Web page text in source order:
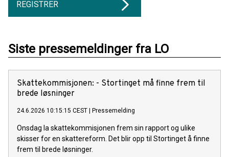
REGISTRER
Siste pressemeldinger fra LO
Skattekommisjonen: - Stortinget må finne frem til
brede løsninger
24.6.2026 10:15:15 CEST Pressemelding
Onsdag la skattekommisjonen frem sin rapport og ulike
skisser for en skattereform. Det blir opp til Stortinget å finne
frem til brede løsninger.